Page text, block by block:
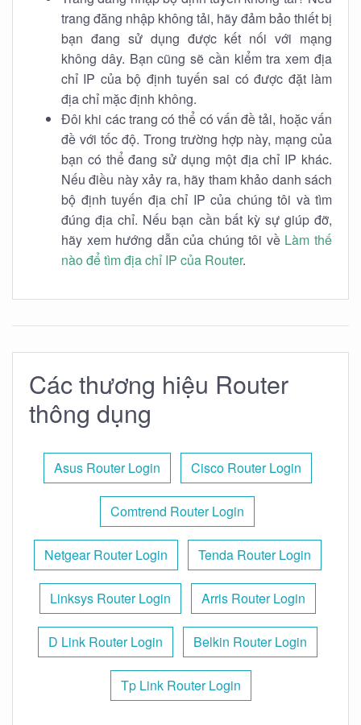
trang đăng nhập không tải, hãy đảm bảo thiết bị
bạn đang sử dụng được kết nối với mạng
không dây. Bạn cũng sẽ cần kiểm tra xem địa
chỉ IP của bộ định tuyến sai có được đặt làm
địa chỉ mặc định không.
Đôi khi các trang có thể có vấn đề tải, hoặc vấn
đề với tốc độ. Trong trường hợp này, mạng của
bạn có thể đang sử dụng một địa chỉ IP khác.
Nếu điều này xảy ra, hãy tham khảo danh sách
bộ định tuyến địa chỉ IP của chúng tôi và tìm
đúng địa chỉ. Nếu bạn cần bất kỳ sự giúp đỡ,
hãy xem hướng dẫn của chúng tôi về Làm thế
nào để tìm địa chỉ IP của Router.
Các thương hiệu Router
thông dụng
Asus Router Login Cisco Router Login
Comtrend Router Login
Netgear Router Login Tenda Router Login
Linksys Router Login Arris Router Login
D Link Router Login Belkin Router Login
Tp Link Router Login